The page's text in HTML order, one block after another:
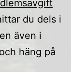
du dels i
även i
häng på